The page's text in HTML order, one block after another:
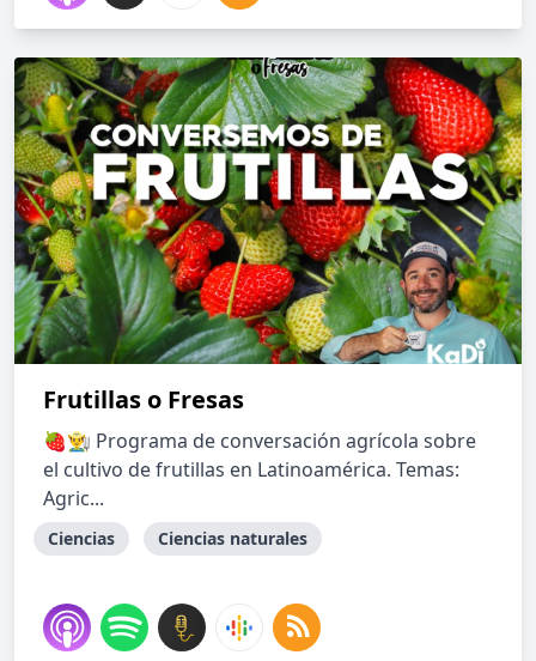
Frutillas o Fresas
🍓👨‍🌾 Programa de conversación agrícola sobre
el cultivo de frutillas en Latinoamérica. Temas:
Agric...
Ciencias Ciencias naturales